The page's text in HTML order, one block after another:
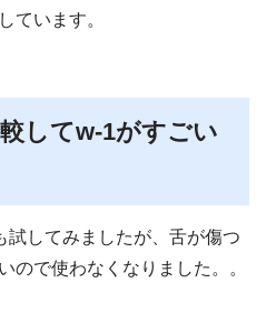
ています。
してw-1がすごい
してみましたが、舌が傷つ
ので使わなくなりました。。